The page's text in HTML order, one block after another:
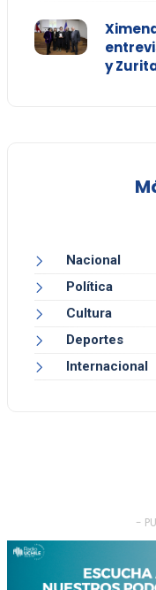
y
Nacional
Política
Cultura
Deportes
Internacional
-